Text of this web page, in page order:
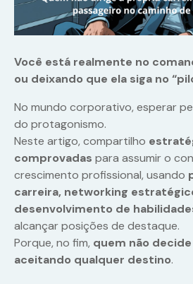
Você está realmente no
ou deixando que ela siga no
No mundo corporativo, esperar
do protagonismo.
Neste artigo, compartilho
comprovadas para assumir o
crescimento profissional, usando
carreira, networking
desenvolvimento de
alcançar posições de destaque.
Porque, no fim, quem não
aceitando qualquer destino.